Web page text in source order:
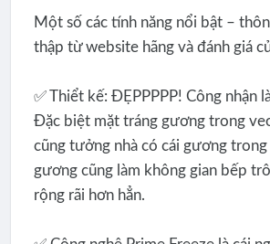
Một số các tính năng nổi bật –
thập từ website hãng và đánh giá
✅ Thiểt kế: ĐẸPPPPP! Công nhận
Đặc biệt mặt tráng gương trong
cũng tưởng nhà có cái gương
gương cũng làm không gian bếp
rộng rãi hơn hẳn.